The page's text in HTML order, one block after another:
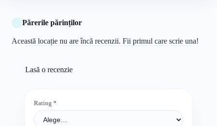
Părerile părinților
Această locație nu are încă recenzii. Fii primul care scrie una!
Lasă o recenzie
Rating *